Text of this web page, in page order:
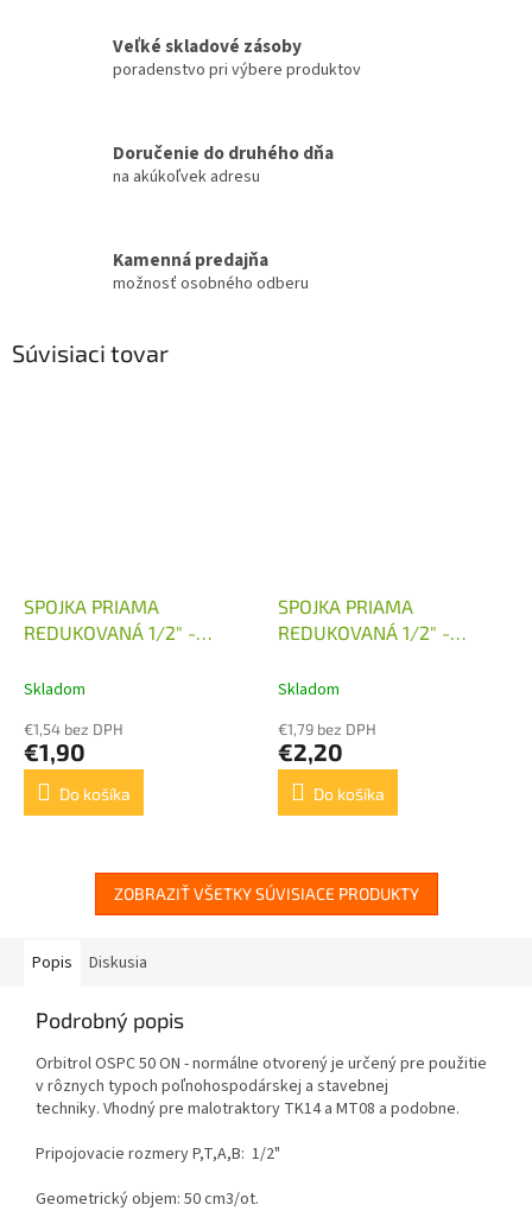
Veľké skladové zásoby
poradenstvo pri výbere produktov
Doručenie do druhého dňa
na akúkoľvek adresu
Kamenná predajňa
možnosť osobného odberu
Súvisiaci tovar
SPOJKA PRIAMA
REDUKOVANÁ 1/2" -
Skladom
€1,54 bez DPH
€1,90
Do košíka
SPOJKA PRIAMA
REDUKOVANÁ 1/2" -
Skladom
€1,79 bez DPH
€2,20
Do košíka
ZOBRAZIŤ VŠETKY SÚVISIACE PRODUKTY
Popis Diskusia
Podrobný popis
Orbitrol OSPC 50 ON - normálne otvorený je určený pre použitie
v rôznych typoch poľnohospodárskej a stavebnej
techniky. Vhodný pre malotraktory TK14 a MT08 a podobne.
Pripojovacie rozmery P,T,A,B: 1/2"
Geometrický objem: 50 cm3/ot.